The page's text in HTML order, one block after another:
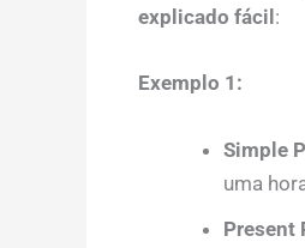
explicado fácil :
Exemplo 1:
Simple
uma
Present